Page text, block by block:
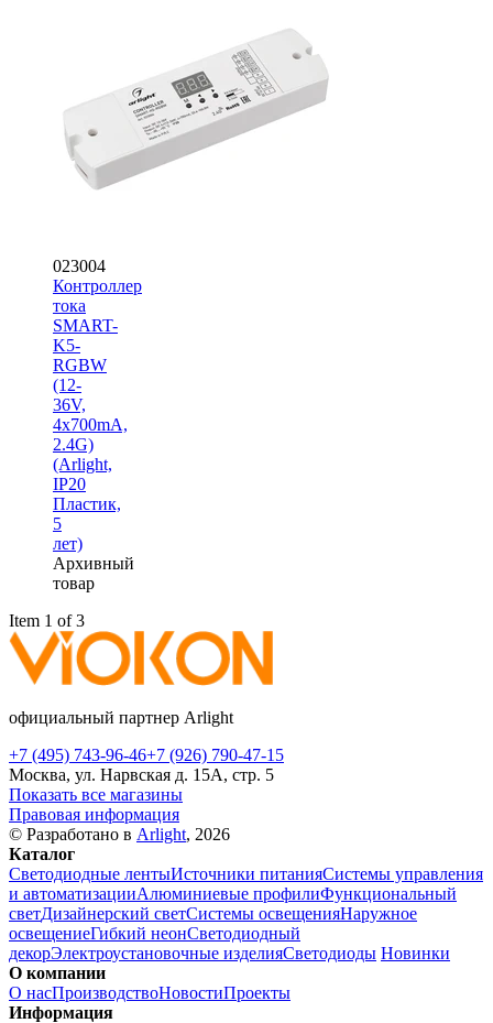
023004
Контроллер
тока
SMART-
K5-
RGBW
(12-
36V,
4x700mA,
2.4G)
(Arlight,
IP20
Пластик,
5
лет)
Архивный
товар
Item 1 of 3
официальный партнер Arlight
+7 (495) 743-96-46+7 (926) 790-47-15
Москва, ул. Нарвская д. 15А, стр. 5
Показать все магазины
Правовая информация
© Разработано в Arlight, 2026
Каталог
Светодиодные лентыИсточники питанияСистемы управления
и автоматизацииАлюминиевые профилиФункциональный
светДизайнерский светСистемы освещенияНаружное
освещениеГибкий неонСветодиодный
декорЭлектроустановочные изделияСветодиоды Новинки
О компании
О насПроизводствоНовостиПроекты
Информация